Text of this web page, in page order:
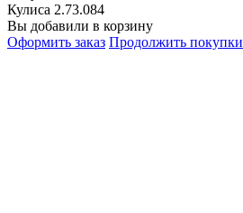
Кулиса 2.73.084
Вы добавили в корзину
Оформить заказ Продолжить покупки